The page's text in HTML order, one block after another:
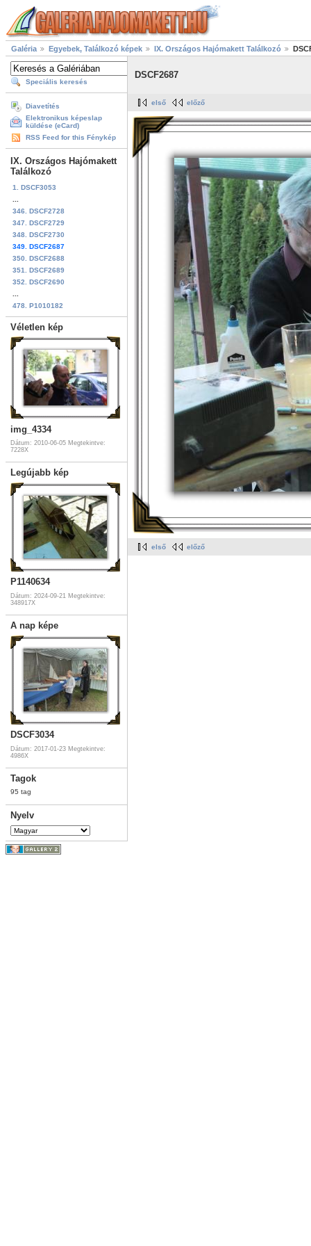
Galéria Egyebek, Találkozó képek IX. Országos Hajómakett Találkozó
Speciális keresés
Diavetítés
Elektronikus képeslap
küldése (eCard)
RSS Feed for this Fénykép
IX. Országos Hajómakett
Találkozó
1. DSCF3053
346. DSCF2728
347. DSCF2729
348. DSCF2730
349. DSCF2687
350. DSCF2688
351. DSCF2689
352. DSCF2690
478. P1010182
Véletlen kép
img_4334
Dátum: 2010-06-05 Megtekintve:
7228X
Legújabb kép
P1140634
Dátum: 2024-09-21 Megtekintve:
348917X
A nap képe
DSCF3034
Dátum: 2017-01-23 Megtekintve:
4986X
Tagok
95 tag
Nyelv
DSCF2687
első előző
első előző